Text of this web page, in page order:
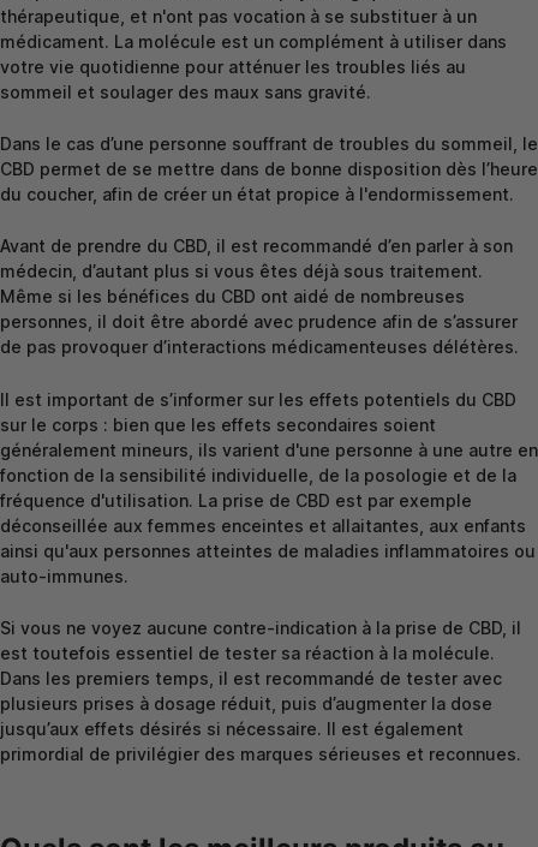
thérapeutique, et n'ont pas vocation à se substituer à un
médicament. La molécule est un complément à utiliser dans
votre vie quotidienne pour atténuer les troubles liés au
sommeil et soulager des maux sans gravité.
Dans le cas d’une personne souffrant de troubles du sommeil, le
CBD permet de se mettre dans de bonne disposition dès l’heure
du coucher, afin de créer un état propice à l'endormissement.
Avant de prendre du CBD, il est recommandé d’en parler à son
médecin, d’autant plus si vous êtes déjà sous traitement.
Même si les bénéfices du CBD ont aidé de nombreuses
personnes, il doit être abordé avec prudence afin de s’assurer
de pas provoquer d’interactions médicamenteuses délétères.
Il est important de s’informer sur les effets potentiels du CBD
sur le corps : bien que les effets secondaires soient
généralement mineurs, ils varient d'une personne à une autre en
fonction de la sensibilité individuelle, de la posologie et de la
fréquence d'utilisation. La prise de CBD est par exemple
déconseillée aux femmes enceintes et allaitantes, aux enfants
ainsi qu'aux personnes atteintes de maladies inflammatoires ou
auto-immunes.
Si vous ne voyez aucune contre-indication à la prise de CBD, il
est toutefois essentiel de tester sa réaction à la molécule.
Dans les premiers temps, il est recommandé de tester avec
plusieurs prises à dosage réduit, puis d’augmenter la dose
jusqu’aux effets désirés si nécessaire. Il est également
primordial de privilégier des marques sérieuses et reconnues.